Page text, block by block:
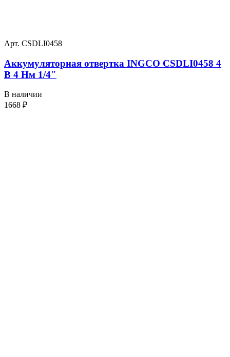
Арт. CSDLI0458
Аккумуляторная отвертка INGCO CSDLI0458 4
В 4 Нм 1/4″
В наличии
1668 ₽